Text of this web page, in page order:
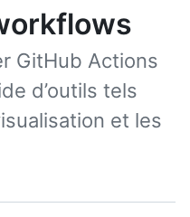
GitHub Actions
d’outils tels
et les